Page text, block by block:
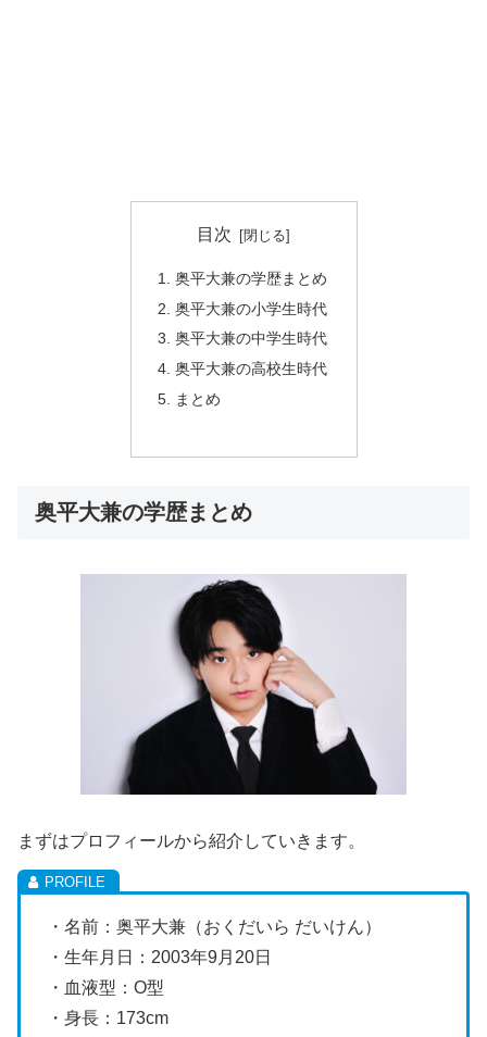
目次
奥平大兼の学歴まとめ
奥平大兼の小学生時代
奥平大兼の中学生時代
奥平大兼の高校生時代
まとめ
奥平大兼の学歴まとめ
まずはプロフィールから紹介していきます。
・名前：奥平大兼（おくだいら だいけん）
・生年月日：2003年9月20日
・血液型：O型
・身長：173cm